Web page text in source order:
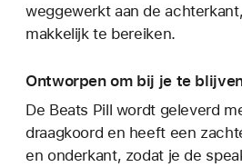
weggewerkt aan de
makkelijk te bereiken.
Ontworpen om bij je te
De Beats Pill wordt geleverd
draagkoord en heeft een
en onderkant, zodat je de